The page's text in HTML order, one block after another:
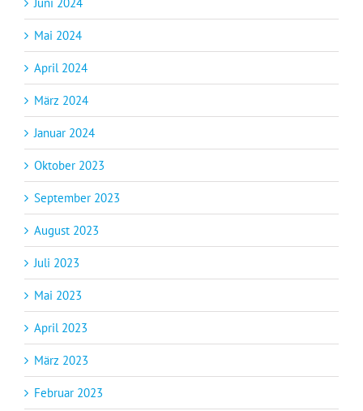
Juni 2024
Mai 2024
April 2024
März 2024
Januar 2024
Oktober 2023
September 2023
August 2023
Juli 2023
Mai 2023
April 2023
März 2023
Februar 2023